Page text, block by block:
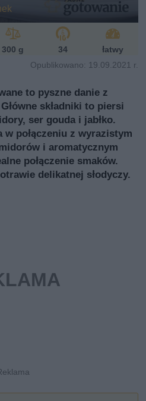
300 g 34
łatwy
Opublikowano: 19.09.2021 r.
to pyszne danie z
składniki to piersi
ser gouda i jabłko.
połączeniu z wyrazistym
i aromatycznym
połączenie smaków.
delikatnej słodyczy.